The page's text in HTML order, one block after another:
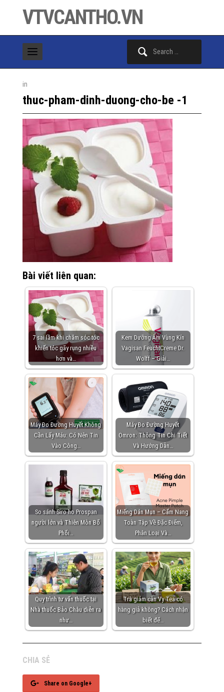
VTVCANTHO.VN
in
thuc-pham-dinh-duong-cho-be -1
Bài viết liên quan:
7 sai lầm khi chăm sóc tóc
khiến tóc gãy rụng nhiều
hơn và…
Kem Dưỡng Ẩm Vùng Kín
Vagisan FeuchtCreme Dr.
Wolff – Giải…
Máy Đo Đường Huyết Không
Cần Lấy Máu: Có Nên Tin
Vào Công…
Máy Đo Đường Huyết
Omron: Thông Tin Chi Tiết
Và Hướng Dẫn…
So sánh Siro ho Prospan
người lớn và Thiên Môn Bổ
Phổi…
Miếng Dán Mụn – Cẩm Nang
Toàn Tập Về Đặc Điểm,
Phân Loại Và…
Quy trình tư vấn thuốc tại
Nhà thuốc Bảo Châu diễn ra
như…
Trà giảm cân Vy Tea có
hàng giả không? Cách nhận
biết để…
CHIA SẺ
Share on Google+